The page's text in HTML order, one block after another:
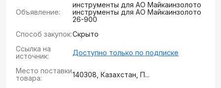
Объявление:
инструменты для АО Майкаинзолото
инструменты для АО Майкаинзолото
26-900
Способ закупок:Скрыто
Ссылка на
источник:
Доступно только по подписке
Место поставки
товара:
140308, Казахстан, П...